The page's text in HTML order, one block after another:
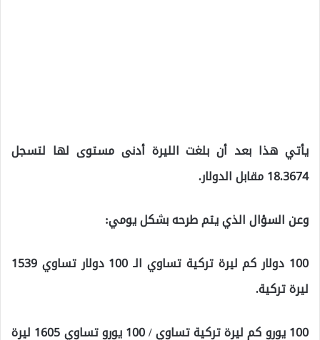
يأتي هذا بعد أن بلغت الليرة أدنى مستوى لها لتسجل
18.3674 مقابل الدولار.
وعن السؤال الذي يتم طرحه بشكل يومي:
100 دولار كم ليرة تركية تساوي الـ 100 دولار تساوي 1539
ليرة تركية.
100 يورو كم ليرة تركية تساوي / 100 يورو تساوي 1605 ليرة